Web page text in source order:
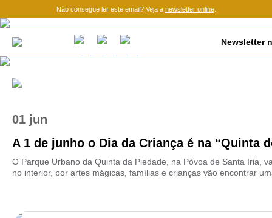
Não consegue ler este email? Veja a newsletter online.
Newsletter
01 jun
A 1 de junho o Dia da Criança é na “Quinta
O Parque Urbano da Quinta da Piedade, na Póvoa de Santa Iria,
no interior, por artes mágicas, famílias e crianças vão encontrar